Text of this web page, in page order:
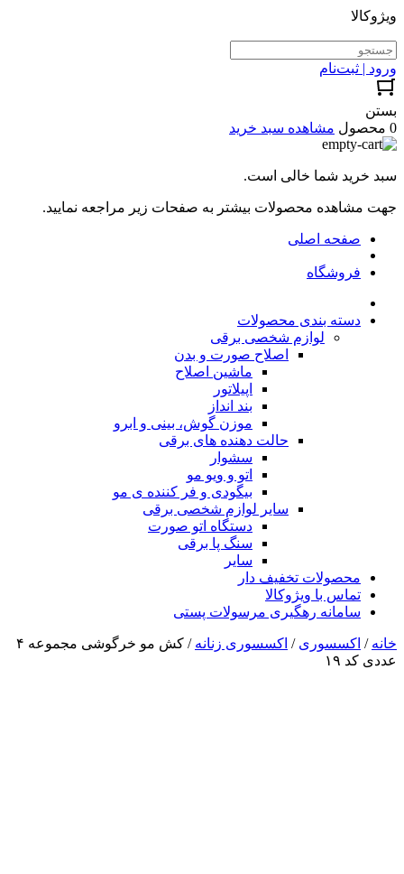
ویژوکالا
ورود | ثبت‌نام
بستن
0 محصول
مشاهده سبد خرید
سبد خرید شما خالی است.
جهت مشاهده محصولات بیشتر به صفحات زیر مراجعه نمایید.
صفحه اصلی
فروشگاه
دسته بندی محصولات
لوازم شخصی برقی
اصلاح صورت و بدن
ماشین اصلاح
اپیلاتور
بند انداز
موزن گوش، بینی و ابرو
حالت دهنده های برقی
سشوار
اتو و ویو مو
بیگودی و فر کننده ی مو
سایر لوازم شخصی برقی
دستگاه اتو صورت
سنگ پا برقی
سایر
محصولات تخفیف دار
تماس با ویژوکالا
سامانه رهگیری مرسولات پستی
خانه / اکسسوری / اکسسوری زنانه
/ کش مو خرگوشی مجموعه ۴
عددی کد ۱۹